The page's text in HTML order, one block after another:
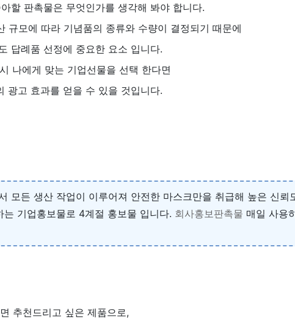
할 판촉물은 무엇인가를 생각해 봐야 합니다.
규모에 따라 기념품의 종류와 수량이 결정되기 때문에
답례품 선정에 중요한 요소 입니다.
나에게 맞는 기업선물을 선택 한다면
광고 효과를 얻을 수 있을 것입니다.
모든 생산 작업이 이루어져 안전한 마스크만을 취급해 높은 신뢰
기업홍보물로 4계절 홍보물 입니다. 회사홍보판촉물 매일 사용
추천드리고 싶은 제품으로,